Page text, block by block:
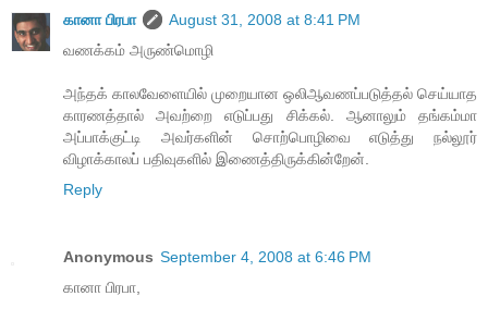
கானா பிரபா
August 31, 2008 at 8:41 PM
வணக்கம் அருண்மொழி
அந்தக் காலவேளையில் முறையான ஒலிஆவணப்படுத்தல் செய்யாத
காரணத்தால் அவற்றை எடுப்பது சிக்கல். ஆனாலும் தங்கம்மா
அப்பாக்குட்டி அவர்களின் சொற்பொழிவை எடுத்து நல்லூர்
விழாக்காலப் பதிவுகளில் இணைத்திருக்கின்றேன்.
Reply
Anonymous September 4, 2008 at 6:46 PM
கானா பிரபா,